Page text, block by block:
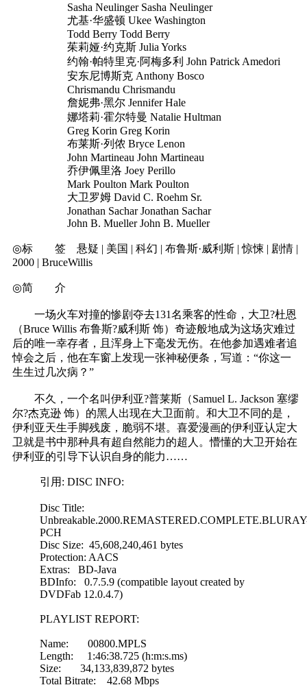
Sasha Neulinger Sasha Neulinger
尤基·华盛顿 Ukee Washington
Todd Berry Todd Berry
茱莉娅·约克斯 Julia Yorks
约翰·帕特里克·阿梅多利 John Patrick Amedori
安东尼博斯克 Anthony Bosco
Chrismandu Chrismandu
詹妮弗·黑尔 Jennifer Hale
娜塔莉·霍尔特曼 Natalie Hultman
Greg Korin Greg Korin
布莱斯·列侬 Bryce Lenon
John Martineau John Martineau
乔伊佩里洛 Joey Perillo
Mark Poulton Mark Poulton
大卫罗姆 David C. Roehm Sr.
Jonathan Sachar Jonathan Sachar
John B. Mueller John B. Mueller
◎标 签 悬疑 | 美国 | 科幻 | 布鲁斯·威利斯 | 惊悚 | 剧情 |
2000 | BruceWillis
◎简 介
一场火车对撞的惨剧夺去131名乘客的性命，大卫?杜恩
（Bruce Willis 布鲁斯?威利斯 饰）奇迹般地成为这场灾难过
后的唯一幸存者，且浑身上下毫发无伤。在他参加遇难者追
悼会之后，他在车窗上发现一张神秘便条，写道：“你这一
生生过几次病？”
不久，一个名叫伊利亚?普莱斯（Samuel L. Jackson 塞缪
尔?杰克逊 饰）的黑人出现在大卫面前。和大卫不同的是，
伊利亚天生手脚残废，脆弱不堪。喜爱漫画的伊利亚认定大
卫就是书中那种具有超自然能力的超人。懵懂的大卫开始在
伊利亚的引导下认识自身的能力……
引用: DISC INFO:
Disc Title:
PCH
Disc Size: 45,608,240,461 bytes
Protection: AACS
Extras: BD-Java
BDInfo: 0.7.5.9 (compatible layout created by
DVDFab 12.0.4.7)
PLAYLIST REPORT:
Name: 00800.MPLS
Length: 1:46:38.725 (h:m:s.ms)
Size: 34,133,839,872 bytes
Total Bitrate: 42.68 Mbps